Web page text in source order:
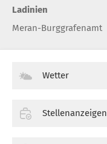
Ladinien
Meran-Burggrafenamt
Wetter
Stellenanzeigen